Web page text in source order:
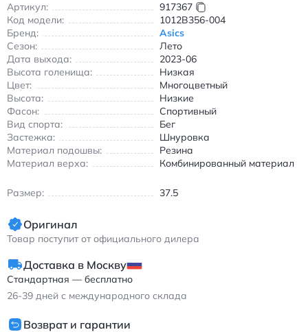
стопы поглощает ударные нагрузки, делая каждый шаг
мягким и энергоэффективным. Низкий крой обеспечивает
свободу движений, а шнуровка надежно фиксирует стопу.
Идеальны для бега по асфальту, беговых дорожек и
парковых зон. Подходят для летних тренировок благодаря
дышащей конструкции верха. - Легкая и амортизирующая
подошва - Дышащий верх из комбинированного материала -
Устойчивая резиновая подошва - Система амортизации FF
BLAST+ и P-GEL - Низкий крой для свободы движений Асикс
ГЕЛ-Нимбус 25 женские кроссовки для бега с амортизацией
черно-сине-фиолетовые
Артикул:
917367
Код модели:
1012B356-004
Бренд:
Asics
Сезон:
Лето
Дата выхода:
2023-06
Высота голенища:
Низкая
Цвет:
Многоцветный
Высота:
Низкие
Фасон:
Спортивный
Вид спорта:
Бег
Застежка:
Шнуровка
Материал подошвы:
Резина
Материал верха:
Комбинированный материал
Размер: 37.5
Оригинал
Товар поступит от официального дилера
Доставка в Москву
Стандартная — бесплатно
26-39 дней с международного склада
Возврат и гарантии